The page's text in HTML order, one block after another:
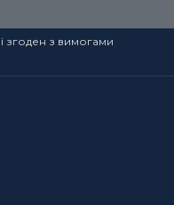
і згоден з вимогами